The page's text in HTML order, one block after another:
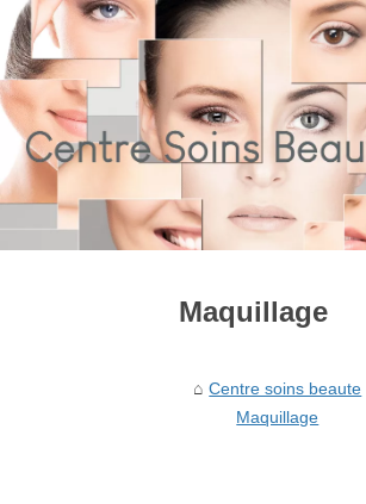
Maquillage
Centre soins beaute
Maquillage